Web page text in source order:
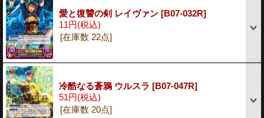
愛と復讐の剣 レイヴァン [B07-032R]
11円(税込)
[在庫数 22点]
冷酷なる蒼鴉 ウルスラ [B07-047R]
51円(税込)
[在庫数 20点]